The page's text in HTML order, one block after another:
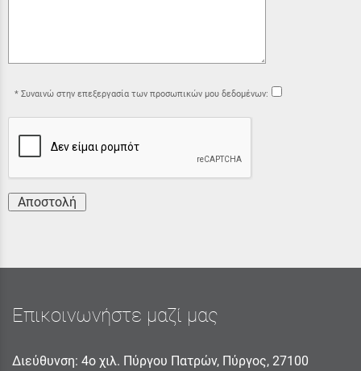
Συναινώ στην επεξεργασία των προσωπικών μου δεδομένων:
Αποστολή
Επικοινωνήστε μαζί μας
Διεύθυνση: 4ο χιλ. Πύργου Πατρών, Πύργος, 27100